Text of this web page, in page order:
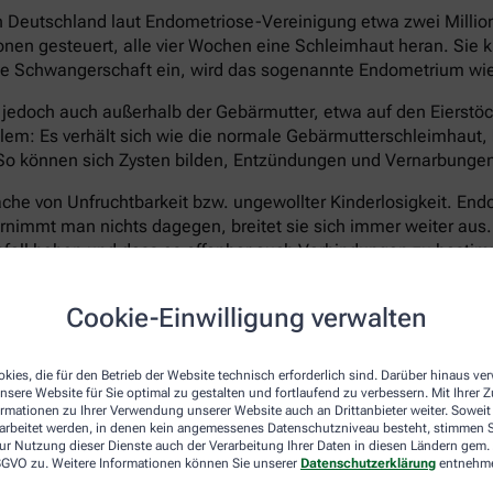
Cookie-Einwilligung verwalten
die für den Betrieb der Website technisch erforderlich sind. Darüber hinaus
Website für Sie optimal zu gestalten und fortlaufend zu verbessern. Mit Ihrer
zu Ihrer Verwendung unserer Website auch an Drittanbieter weiter. Soweit
werden, in denen kein angemessenes Datenschutzniveau besteht, stimmen
Nutzung dieser Dienste auch der Verarbeitung Ihrer Daten in diesen Ländern
zu. Weitere Informationen können Sie unserer Datenschutzerklärung
laut Endometriose-Vereinigung etwa zwei
gesteuert, alle vier Wochen eine Schleimhaut heran. Sie
Schwangerschaft ein, wird das sogenannte Endometrium
auch außerhalb der Gebärmutter, etwa auf den
Es verhält sich wie die normale
können sich Zysten bilden, Entzündungen und
von Unfruchtbarkeit bzw. ungewollter Kinderlosigkeit.
man nichts dagegen, breitet sie sich immer weiter
haben und dass es offenbar auch Verbindungen zu
nicht eindeutig geklärt. Ein fehlerhaft arbeitendes
erbliche Faktoren. Heilbar ist die Erkrankung bis heute
das Wachstum von neuen Wucherungen verhindern. Eine
mit Kinderwunsch kommt sie meist nicht infrage. Operativ
oder entfernt werden.
Kinderwunsch mehr hat, kann als radikale Option auch
die Symptome zwar dauerhaft verschwinden, versetzt